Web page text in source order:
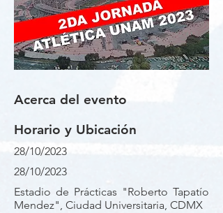
Acerca del evento
Horario y Ubicación
28/10/2023
28/10/2023
Estadio de Prácticas "Roberto Tapatío
Mendez", Ciudad Universitaria, CDMX